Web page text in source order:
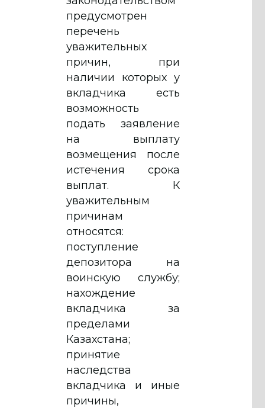
предусмотрен
перечень
уважительных
причин, при
наличии которых у
вкладчика есть
возможность
подать заявление
на выплату
возмещения после
истечения срока
выплат. К
уважительным
причинам
относятся:
поступление
депозитора на
воинскую службу;
нахождение
вкладчика за
пределами
Казахстана;
принятие
наследства
вкладчика и иные
причины,